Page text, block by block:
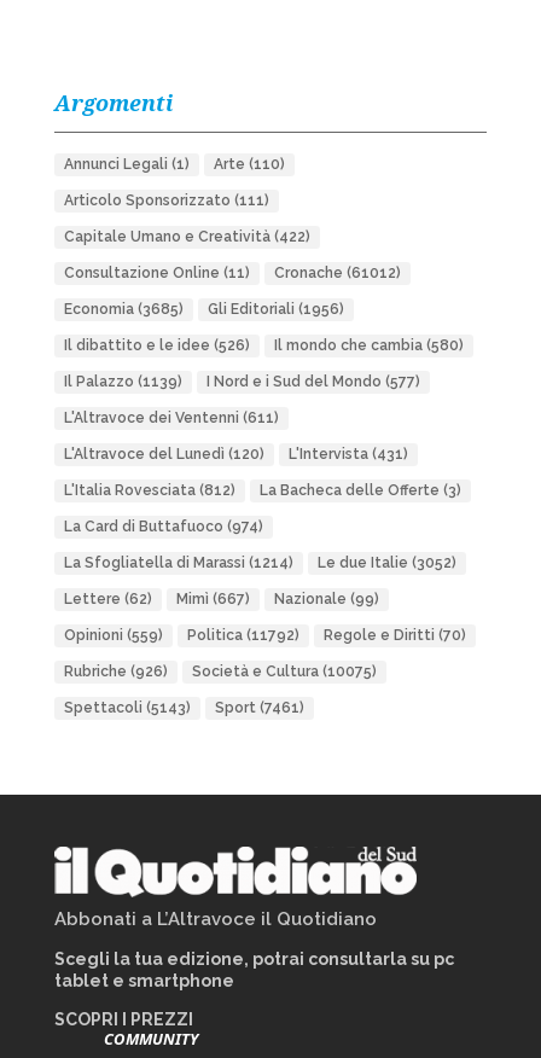
Argomenti
Annunci Legali (1) Arte (110)
Articolo Sponsorizzato (111)
Capitale Umano e Creatività(422)
Consultazione Online (11) Cronache (61012)
Economia(3685) Gli Editoriali (1956)
Il dibattito e le idee (526) Il mondo che cambia(580)
Il Palazzo (1139) I Nord e i Sud del Mondo (577)
L'Altravoce dei Ventenni (611)
L'Altravoce del Lunedì (120) L'Intervista(431)
L'Italia Rovesciata(812) La Bacheca delle Offerte (3)
La Card di Buttafuoco (974)
La Sfogliatella di Marassi (1214) Le due Italie (3052)
Lettere (62) Mimì (667) Nazionale (99)
Opinioni (559) Politica(11792) Regole e Diritti (70)
Rubriche (926) Società e Cultura(10075)
Spettacoli (5143) Sport(7461)
Abbonati a L’Altravoce il Quotidiano
Scegli la tua edizione, potrai consultarla su pc
tablet e smartphone
SCOPRI I PREZZI
COMMUNITY